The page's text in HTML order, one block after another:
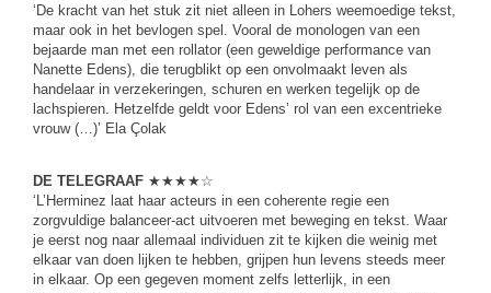
‘De kracht van het stuk zit niet alleen in Lohers weemoedige tekst,
maar ook in het bevlogen spel. Vooral de monologen van een
bejaarde man met een rollator (een geweldige performance van
Nanette Edens), die terugblikt op een onvolmaakt leven als
handelaar in verzekeringen, schuren en werken tegelijk op de
lachspieren. Hetzelfde geldt voor Edens’ rol van een excentrieke
vrouw (…)’ Ela Çolak
DE TELEGRAAF ★★★★☆
‘L’Herminez laat haar acteurs in een coherente regie een
zorgvuldige balanceer-act uitvoeren met beweging en tekst. Waar
je eerst nog naar allemaal individuen zit te kijken die weinig met
elkaar van doen lijken te hebben, grijpen hun levens steeds meer
in elkaar. Op een gegeven moment zelfs letterlijk, in een